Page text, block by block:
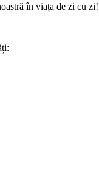
în viața de zi cu